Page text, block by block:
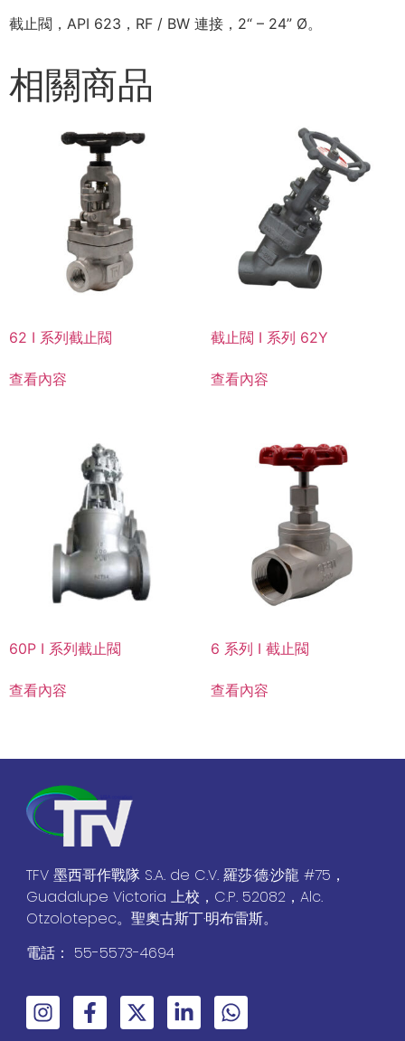
截止閥，API 623，RF / BW 連接，2“ – 24” Ø。
相關商品
62 I 系列截止閥
查看內容
截止閥 I 系列 62Y
查看內容
60P I 系列截止閥
查看內容
6 系列 I 截止閥
查看內容
TFV 墨西哥作戰隊 S.A. de C.V. 羅莎·德·沙龍 #75，
Guadalupe Victoria 上校，C.P. 52082，Alc.
Otzolotepec。聖奧古斯丁·明布雷斯。
電話： 55-5573-4694